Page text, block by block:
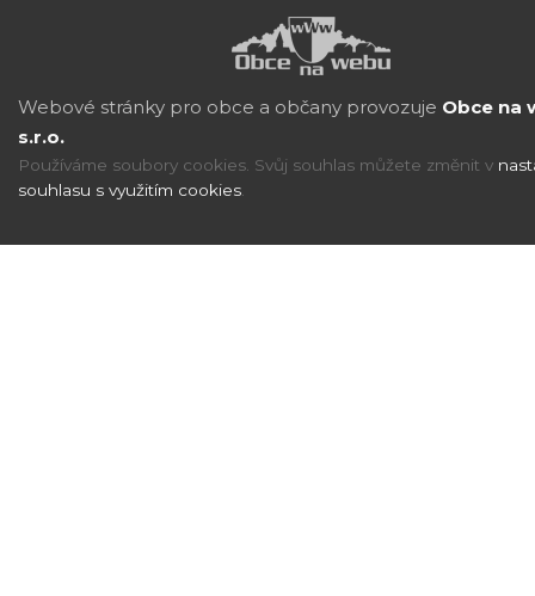
Webové stránky pro obce a občany provozuje Obce na
s.r.o.
Používáme soubory cookies. Svůj souhlas můžete změnit v
souhlasu s využitím cookies